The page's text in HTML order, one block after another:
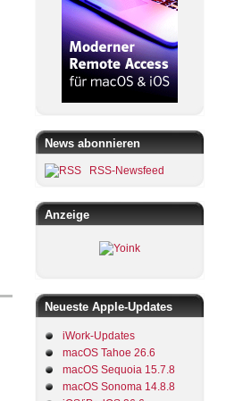
News abonnieren
RSS-Newsfeed
Anzeige
Neueste Apple-Updates
iWork-Updates
macOS Tahoe 26.6
macOS Sequoia 15.7.8
macOS Sonoma 14.8.8